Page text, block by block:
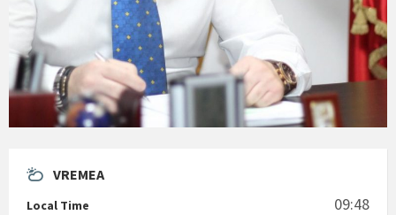
VREMEA
Local Time 09:48